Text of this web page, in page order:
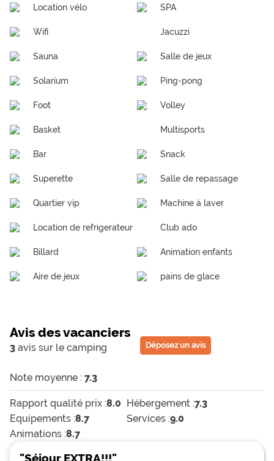
Location vélo SPA
Wifi Jacuzzi
Sauna Salle de jeux
Solarium Ping-pong
Foot Volley
Basket Multisports
Bar Snack
Superette Salle de repassage
Quartier vip Machine à laver
Location de refrigerateur Club ado
Billard Animation enfants
Aire de jeux pains de glace
Avis des vacanciers
3 avis sur le camping Déposez un avis
Note moyenne : 7.3
Rapport qualité prix :8.0 Hébergement :7.3
Equipements :8.7 Services :9.0
Animations :8.7
"Séjour EXTRA!!!"